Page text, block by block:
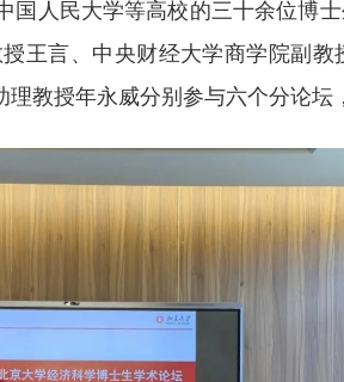
人民大学等高校的三十余位博
王言、中央财经大学商学院副
教授年永威分别参与六个分论坛